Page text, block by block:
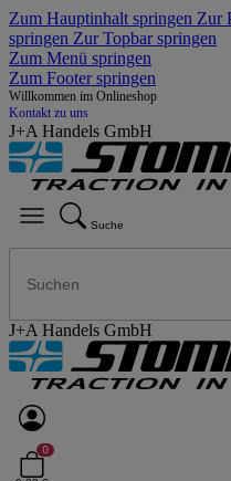
Zum Hauptinhalt springen Zur
springen Zur Topbar springen
Zum Menü springen
Zum Footer springen
Willkommen im Onlineshop
Kontakt zu uns
J+A Handels GmbH
Suche
J+A Handels GmbH
0